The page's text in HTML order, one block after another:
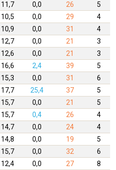
11,7 0,0 26 5
10,5 0,0 29 4
10,9 0,0 31
4
12,7 0,0 21
3
12,6 0,0 21 3
16,6 2,4 39
5
15,3 0,0 31
6
17,7 25,4 37 5
15,7 0,0 21
5
15,7 0,4 26 4
14,7 0,0 24 4
14,8 0,0 19
5
15,7 0,0 32 6
12,4 0,0 27 8